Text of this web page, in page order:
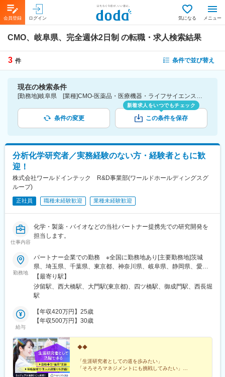
会員登録 ログイン 気になる メニュー
CMO、岐阜県、完全週休2日制 の転職・求人検索結果
3 件 条件で並び替え
現在の検索条件
[勤務地]岐阜県 [業種]CMO-医薬品・医療機器・ライフサイエンス・医療系サービス [こだわり条件ピックアップ]完全週休2日制 [詳細条件](休日・働き方)完全週休2日制
条件の変更
新着求人をいつでもチェック
この条件を保存
分析化学研究者／実務経験のない方・経験者ともに歓
迎！
株式会社ワールドインテック R&D事業部(ワールドホールディングスグ
ループ)
正社員 職種未経験歓迎 業種未経験歓迎
仕事内容
化学・製薬・バイオなどの当社パートナー提携先での研究開発を
担当します。
勤務地
パートナー企業での勤務 ※全国に勤務地あり[主要勤務地]茨城
県、埼玉県、千葉県、東京都、神奈川県、岐阜県、静岡県、愛知
県、三重県、滋賀県、京都府、大阪府、兵庫県、広島県、福岡県※
勤務地・配属先企業は、十分に話し合った上で、あなたのご経験
やご希望を考慮し決定します。＼NEW！エリア制度導入／全国で
望をお聞かせください！詳細は選考時にご案内いたします。
【最寄り駅】
汐留駅、西大橋駅、大門駅(東京都)、四ツ橋駅、御成門駅、西長堀
駅
給与
【年収420万円】25歳
【年収500万円】30歳
◆◆
「生涯研究者としての道を歩みたい」
「そろそろマネジメントにも挑戦してみたい」